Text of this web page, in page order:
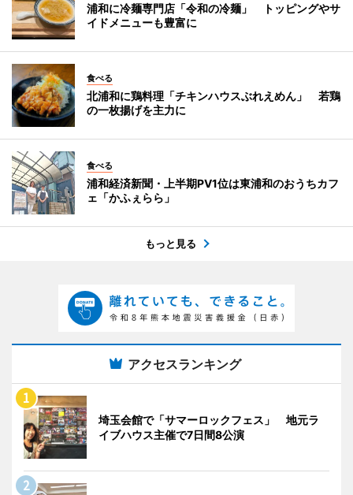
浦和に冷麺専門店「令和の冷麺」 トッピングやサ
イドメニューも豊富に
食べる
北浦和に鶏料理「チキンハウスぶれえめん」 若鶏
の一枚揚げを主力に
食べる
浦和経済新聞・上半期PV1位は東浦和のおうちカフ
ェ「かふぇらら」
もっと見る
アクセスランキング
埼玉会館で「サマーロックフェス」 地元ラ
イブハウス主催で7日間8公演